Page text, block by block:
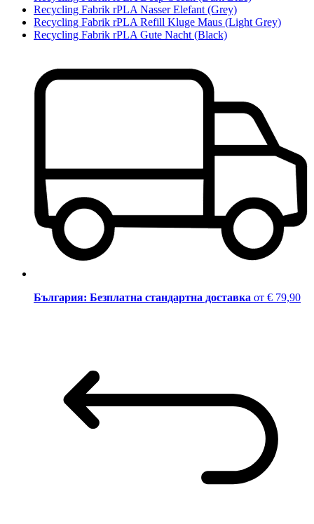
Recycling Fabrik rPLA Nasser Elefant (Grey)
Recycling Fabrik rPLA Refill Kluge Maus (Light Grey)
Recycling Fabrik rPLA Gute Nacht (Black)
България: Безплатна стандартна доставка от € 79,90